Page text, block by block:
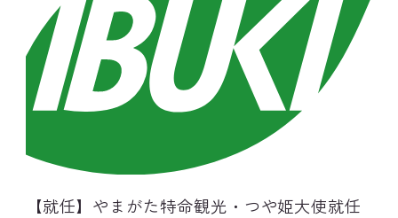
【就任】やまがた特命観光・つや姫大使就任